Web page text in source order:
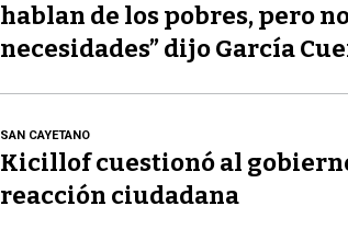
hablan de los pobres, pero
necesidades” dijo García
SAN CAYETANO
Kicillof cuestionó al
reacción ciudadana